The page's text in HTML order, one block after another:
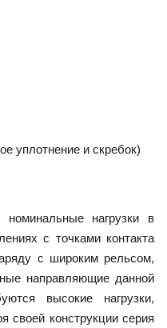
уплотнение и скребок)
нагрузки в
с точками контакта
с широким рельсом,
направляющие данной
высокие нагрузки,
своей конструкции серия